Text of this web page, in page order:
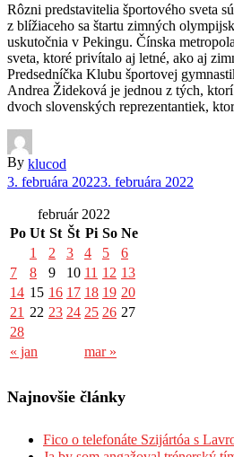
Rôzni predstavitelia športového sveta
z blížiaceho sa štartu zimných
uskutočnia v Pekingu. Čínska
sveta, ktoré privítalo aj letné, ako aj
Predsedníčka Klubu športovej
Andrea Žideková je jednou z tých,
dvoch slovenských reprezentantiek,
By klucod
3. februára 20223. februára 2022
február 2022
Po Ut St Št Pi So Ne
« jan mar »
1 2 3 4 5
6
7
8 9 10 11 12 13
14 15 16 17 18 19 20
21 22 23 24 25 26 27
28
Najnovšie články
Fico o telefonáte Szijártóa s